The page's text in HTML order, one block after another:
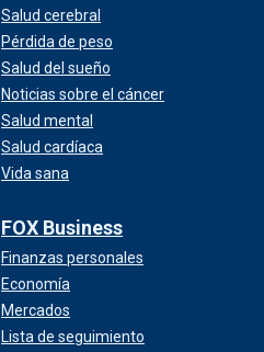
Salud cerebral
Pérdida de peso
Salud del sueño
Noticias sobre el cáncer
Salud mental
Salud cardíaca
Vida sana
FOX Business
Finanzas personales
Economía
Mercados
Lista de seguimiento